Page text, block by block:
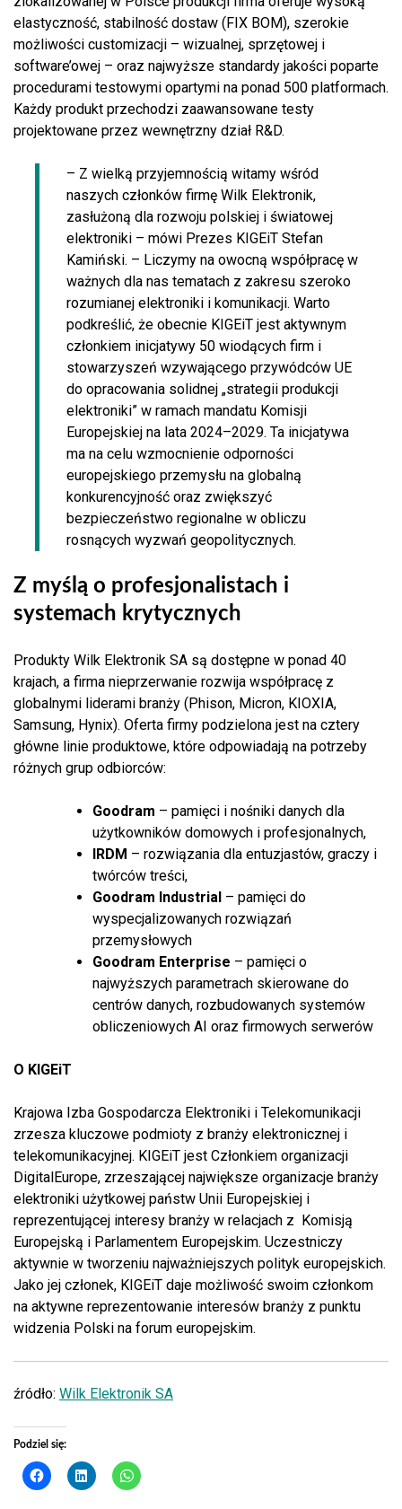
elastyczność, stabilność dostaw (FIX BOM), szerokie
możliwości customizacji – wizualnej, sprzętowej i
software’owej – oraz najwyższe standardy jakości poparte
procedurami testowymi opartymi na ponad 500 platformach.
Każdy produkt przechodzi zaawansowane testy
projektowane przez wewnętrzny dział R&D.
– Z wielką przyjemnością witamy wśród
naszych członków firmę Wilk Elektronik,
zasłużoną dla rozwoju polskiej i światowej
elektroniki – mówi Prezes KIGEiT Stefan
Kamiński. – Liczymy na owocną współpracę w
ważnych dla nas tematach z zakresu szeroko
rozumianej elektroniki i komunikacji. Warto
podkreślić, że obecnie KIGEiT jest aktywnym
członkiem inicjatywy 50 wiodących firm i
stowarzyszeń wzywającego przywódców UE
do opracowania solidnej „strategii produkcji
elektroniki” w ramach mandatu Komisji
Europejskiej na lata 2024–2029. Ta inicjatywa
ma na celu wzmocnienie odporności
europejskiego przemysłu na globalną
konkurencyjność oraz zwiększyć
bezpieczeństwo regionalne w obliczu
rosnących wyzwań geopolitycznych.
Z myślą o profesjonalistach i
systemach krytycznych
Produkty Wilk Elektronik SA są dostępne w ponad 40
krajach, a firma nieprzerwanie rozwija współpracę z
globalnymi liderami branży (Phison, Micron, KIOXIA,
Samsung, Hynix). Oferta firmy podzielona jest na cztery
główne linie produktowe, które odpowiadają na potrzeby
różnych grup odbiorców:
Goodram – pamięci i nośniki danych dla
użytkowników domowych i profesjonalnych,
IRDM – rozwiązania dla entuzjastów, graczy i
twórców treści,
Goodram Industrial – pamięci do
wyspecjalizowanych rozwiązań
przemysłowych
Goodram Enterprise – pamięci o
najwyższych parametrach skierowane do
centrów danych, rozbudowanych systemów
obliczeniowych AI oraz firmowych serwerów
O KIGEiT
Krajowa Izba Gospodarcza Elektroniki i Telekomunikacji
zrzesza kluczowe podmioty z branży elektronicznej i
telekomunikacyjnej. KIGEiT jest Członkiem organizacji
DigitalEurope, zrzeszającej największe organizacje branży
elektroniki użytkowej państw Unii Europejskiej i
reprezentującej interesy branży w relacjach z Komisją
Europejską i Parlamentem Europejskim. Uczestniczy
aktywnie w tworzeniu najważniejszych polityk europejskich.
Jako jej członek, KIGEiT daje możliwość swoim członkom
na aktywne reprezentowanie interesów branży z punktu
widzenia Polski na forum europejskim.
źródło: Wilk Elektronik SA
Podziel się: